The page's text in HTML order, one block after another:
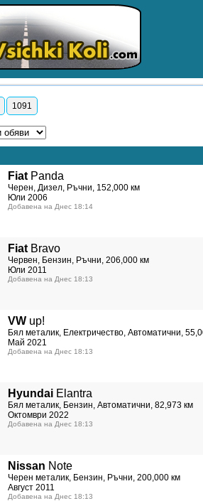
1091
Fiat Panda
Черен, Дизел, Ръчни, 152,000 км
Юли 2006
Добавена на Днес 18:14
Fiat Bravo
Червен, Бензин, Ръчни, 206,000 км
Юли 2011
Добавена на Днес 18:13
VW up!
Бял металик, Електричество, Автоматични,
Май 2021
Добавена на Днес 18:13
Hyundai Elantra
Бял металик, Бензин, Автоматични, 82,973 км
Октомври 2022
Добавена на Днес 18:13
Nissan Note
Черен металик, Бензин, Ръчни, 200,000 км
Август 2011
Добавена на Днес 18:13